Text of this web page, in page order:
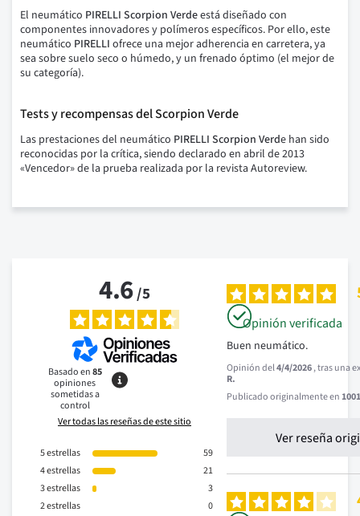
El neumático PIRELLI Scorpion Verdeestá diseñado con
componentes innovadores y polímeros específicos. Por ello, este
neumático PIRELLI ofrece una mejor adherencia en carretera, ya
sea sobre suelo seco o húmedo, y un frenado óptimo (el mejor de
su categoría).
Tests y recompensas del Scorpion Verde
Las prestaciones del neumático PIRELLI Scorpion Verde han sido
reconocidas por la crítica, siendo declarado en abril de 2013
«Vencedor» de la prueba realizada por la revista Autoreview.
4.6/5
Basado en85
opiniones
sometidas a
control
Ver todas las reseñas de este sitio
5estrellas
59
4estrellas
21
3estrellas
3
2estrellas
0
Opinión verificada
Buen neumático.
Opinión del4/4/2026, tras una
R.
Publicado originalmente en
Ver reseña